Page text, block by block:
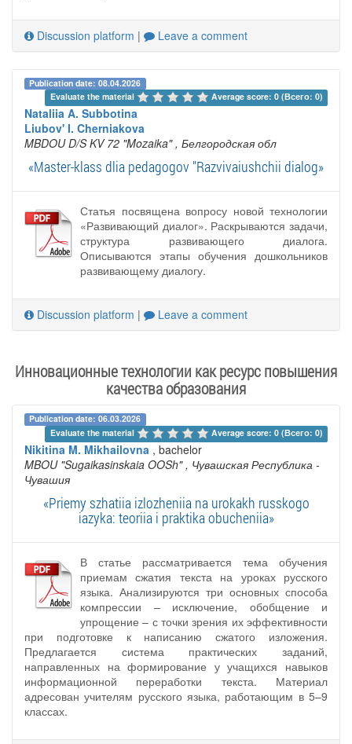
Discussion platform | Leave a comment
Publication date: 08.04.2026
Evaluate the material
Average score: 0 (Всего: 0)
Nataliia A. Subbotina
Liubov' I. Cherniakova
MBDOU D/S KV 72 "Mozaika" , Белгородская обл
«Master-klass dlia pedagogov "Razvivaiushchii dialog»
Статья посвящена вопросу новой технологии
«Развивающий диалог». Раскрываются задачи,
структура развивающего диалога.
Описываются этапы обучения дошкольников
развивающему диалогу.
Discussion platform | Leave a comment
Инновационные технологии как ресурс повышения
качества образования
Publication date: 06.03.2026
Evaluate the material
Average score: 0 (Всего: 0)
Nikitina M. Mikhailovna , bachelor
MBOU "Sugaikasinskaia OOSh" , Чувашская Республика -
Чувашия
«Priemy szhatiia izlozheniia na urokakh russkogo
iazyka: teoriia i praktika obucheniia»
В статье рассматривается тема обучения
приемам сжатия текста на уроках русского
языка. Анализируются три основных способа
компрессии – исключение, обобщение и
упрощение – с точки зрения их эффективности
при подготовке к написанию сжатого изложения.
Предлагается система практических заданий,
направленных на формирование у учащихся навыков
информационной переработки текста. Материал
адресован учителям русского языка, работающим в 5–9
классах.